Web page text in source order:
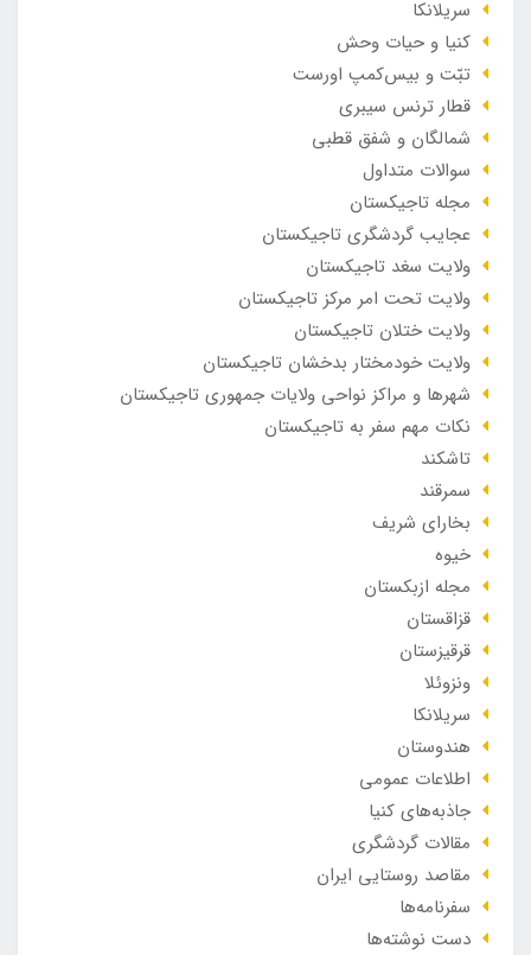
سریلانکا
کنیا و حیات وحش
تبّت و بیس‌کمپ اورست
قطار ترنس سیبری
شمالگان و شفق قطبی
سوالات متداول
مجله تاجیکستان
عجایب گردشگری تاجیکستان
ولایت سغد تاجیکستان
ولایت تحت امر مرکز تاجیکستان
ولایت ختلان تاجیکستان
ولایت خودمختار بدخشان تاجیکستان
شهرها و مراکز نواحی ولایات جمهوری تاجیکستان
نکات مهم سفر به تاجیکستان
تاشکند
سمرقند
بخارای شریف
خیوه
مجله ازبکستان
قزاقستان
قرقیزستان
ونزوئلا
سریلانکا
هندوستان
اطلاعات عمومی
جاذبه‌های کنیا
مقالات گردشگری
مقاصد روستایی ایران
سفرنامه‌ها
دست نوشته‌ها